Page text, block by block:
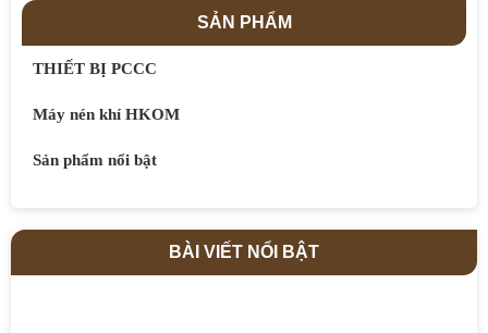
SẢN PHẨM
THIẾT BỊ PCCC
Máy nén khí HKOM
Sản phẩm nổi bật
BÀI VIẾT NỔI BẬT